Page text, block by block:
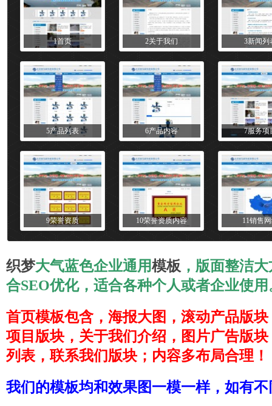
1首页 2关于我们 3新闻列
5产品列表 6产品内容 7服务项
9荣誉资质 10荣誉资质内容 11销售
织梦大气蓝色企业通用模板 ，版面整洁
合SEO优化，适合各种个人或者企业使
首页模板包含，海报大图，滚动产品版
项目版块，关于我们介绍，图片广告版
列表，联系我们版块；内容多布局合理！
我们的模板均和效果图一模一样，如有